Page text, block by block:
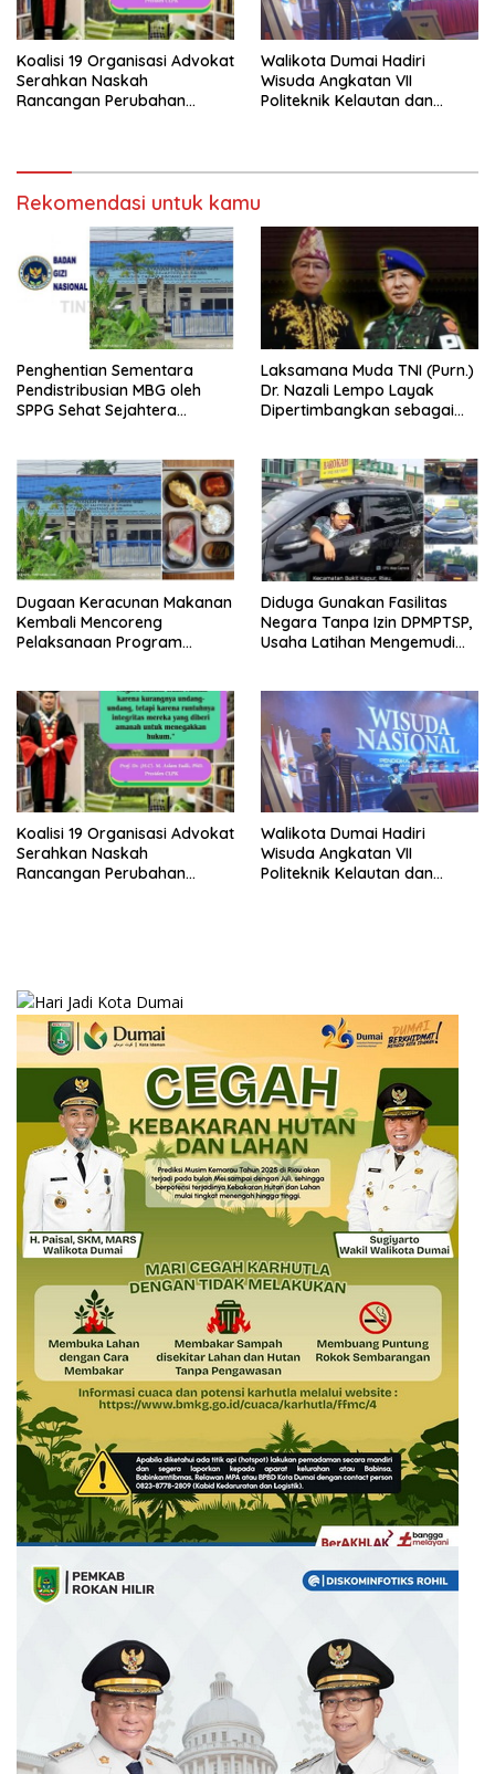
Koalisi 19 Organisasi Advokat
Serahkan Naskah
Rancangan Perubahan
Walikota Dumai Hadiri
Wisuda Angkatan VII
Politeknik Kelautan dan
Rekomendasi untuk kamu
Penghentian Sementara
Pendistribusian MBG oleh
SPPG Sehat Sejahtera
Laksamana Muda TNI (Purn.)
Dr. Nazali Lempo Layak
Dipertimbangkan sebagai
Berkompromi terhadap
Penegakan Hukum
Dugaan Keracunan Makanan
Kembali Mencoreng
Pelaksanaan Program
Bersama Kota Dumai
Diduga Gunakan Fasilitas
Negara Tanpa Izin DPMPTSP,
Usaha Latihan Mengemudi
Koalisi 19 Organisasi Advokat
Serahkan Naskah
Rancangan Perubahan
Walikota Dumai Hadiri
Wisuda Angkatan VII
Politeknik Kelautan dan